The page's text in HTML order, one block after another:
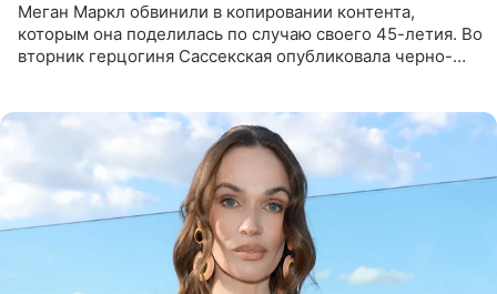
Меган Маркл обвинили в копировании контента,
которым она поделилась по случаю своего 45-летия. Во
вторник герцогиня Сассекская опубликовала черно-